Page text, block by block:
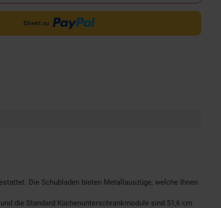
Die Schubladen bieten Metallauszüge, welche Ihnen
die Standard Küchenunterschrankmodule sind 51,6 cm